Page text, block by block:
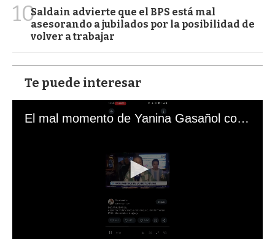
10Saldain advierte que el BPS está mal
asesorando a jubilados por la posibilidad de
volver a trabajar
Te puede interesar
El mal momento de Yanina Gasañol con un hincha argentino en "Subrayado"